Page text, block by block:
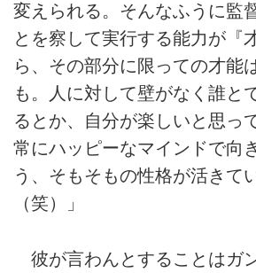
変えられる。そんなふうに監
とを察して実行する能力が『
ら、その部分に限っての才能
も。人に対して壁がなく誰と
るとか、自分が楽しいと思っ
常にハッピーなマインドで向
う、そもそもの性格が活きて
（笑）」
彼が言わんとすることはガ